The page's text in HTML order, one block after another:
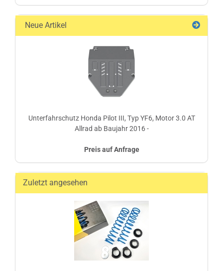
Neue Artikel
Unterfahrschutz Honda Pilot III, Typ YF6, Motor 3.0 AT
Allrad ab Baujahr 2016 -
Preis auf Anfrage
Zuletzt angesehen